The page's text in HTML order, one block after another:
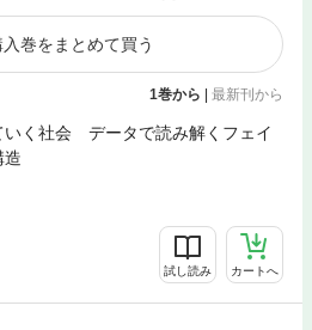
巻をまとめて買う
1巻から 最新刊から
いく社会 データで読み解くフェイ
造
試し読み カートへ